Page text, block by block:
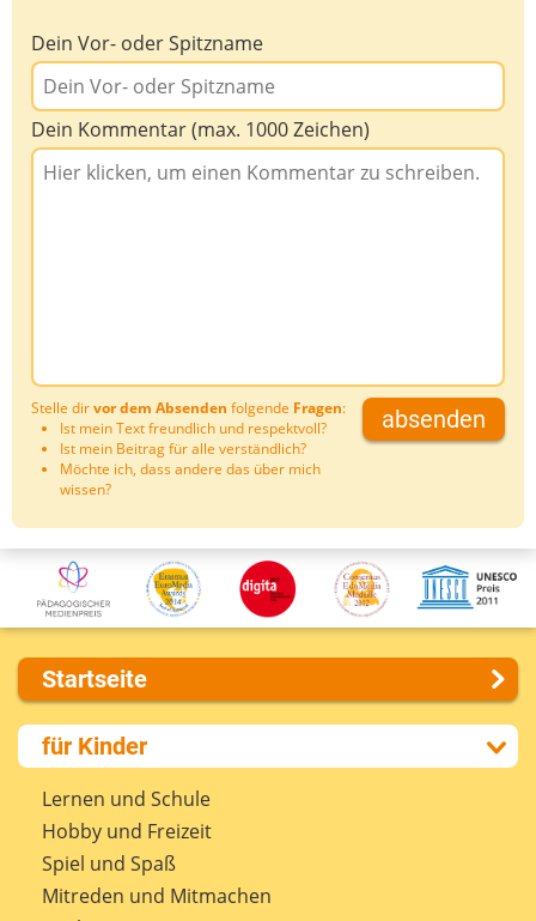
Dein Vor- oder Spitzname
Dein Kommentar (max. 1000 Zeichen)
Stelle dirvor dem Absenden folgende Fragen:
Ist mein Text freundlich und respektvoll?
Ist mein Beitrag für alle verständlich?
Möchte ich, dass andere das über mich
wissen?
absenden
Startseite
Über uns
Presse
Kontakt
Impressum
Internet-ABC Sitemap
Barrierefreiheit
für Kinder
Lernen und Schule
Hobby und Freizeit
Spiel und Spaß
Mitreden und Mitmachen